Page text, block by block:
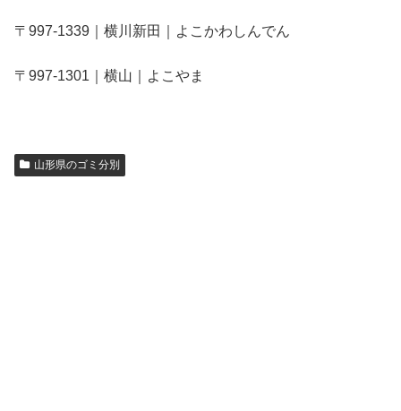
〒997-1339｜横川新田｜よこかわしんでん
〒997-1301｜横山｜よこやま
山形県のゴミ分別